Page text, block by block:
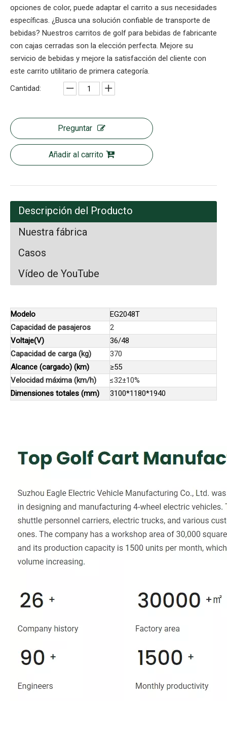
opciones de color, puede adaptar el carrito a sus necesidades
específicas. ¿Busca una solución confiable de transporte de
bebidas? Nuestros carritos de golf para bebidas de fabricante
con cajas cerradas son la elección perfecta. Mejore su
servicio de bebidas y mejore la satisfacción del cliente con
este carrito utilitario de primera categoría.
Cantidad:
Preguntar
Añadir al carrito
Descripción del Producto
Nuestra fábrica
Casos
Vídeo de YouTube
Modelo
EG2048T
Capacidad de pasajeros
2
Voltaje(V)
36/48
Capacidad de carga (kg)
370
Alcance (cargado) (km)
≥55
Velocidad máxima (km/h)
≤32±10%
Dimensiones totales (mm)
3100*1180*1940